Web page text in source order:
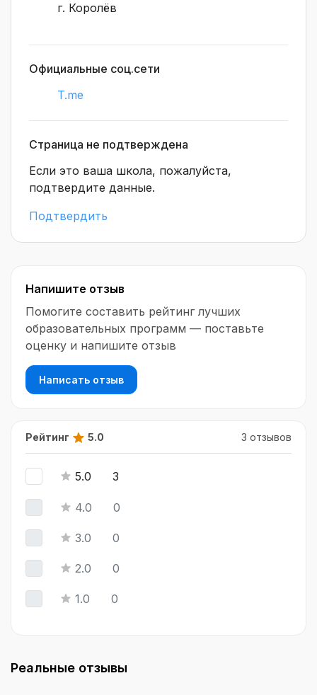
г. Королёв
Официальные соц.сети
T.me
Страница не подтверждена
Если это ваша школа, пожалуйста,
подтвердите данные.
Подтвердить
Напишите отзыв
Помогите составить рейтинг лучших
образовательных программ — поставьте
оценку и напишите отзыв
Написать отзыв
Рейтинг 5.0 3 отзывов
5.0 3
4.0 0
3.0 0
2.0 0
1.0 0
Реальные отзывы